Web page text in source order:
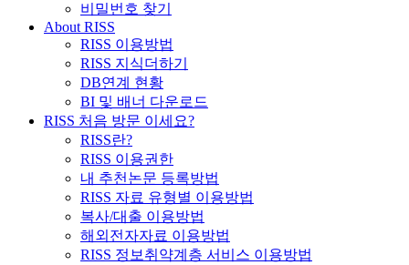
비밀번호 찾기
About RISS
RISS 이용방법
RISS 지식더하기
DB연계 현황
BI 및 배너 다운로드
RISS 처음 방문 이세요?
RISS란?
RISS 이용권한
내 추천논문 등록방법
RISS 자료 유형별 이용방법
복사/대출 이용방법
해외전자자료 이용방법
RISS 정보취약계층 서비스 이용방법